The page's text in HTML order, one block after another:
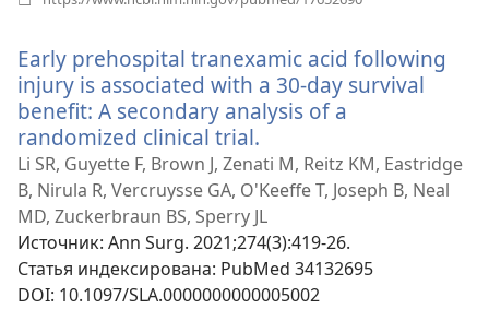
окне)
Early prehospital tranexamic acid following
injury is associated with a 30-day survival
benefit: A secondary analysis of a
randomized clinical trial.
в
новом
окне)
Li SR, Guyette F, Brown J, Zenati M, Reitz KM, Eastridge
B, Nirula R, Vercruysse GA, O'Keeffe T, Joseph B, Neal
MD, Zuckerbraun BS, Sperry JL
Источник‎: Ann Surg. 2021;274(3):419-26.
Статья индексирована‎: PubMed 34132695
DOI‎: 10.1097/SLA.0000000000005002